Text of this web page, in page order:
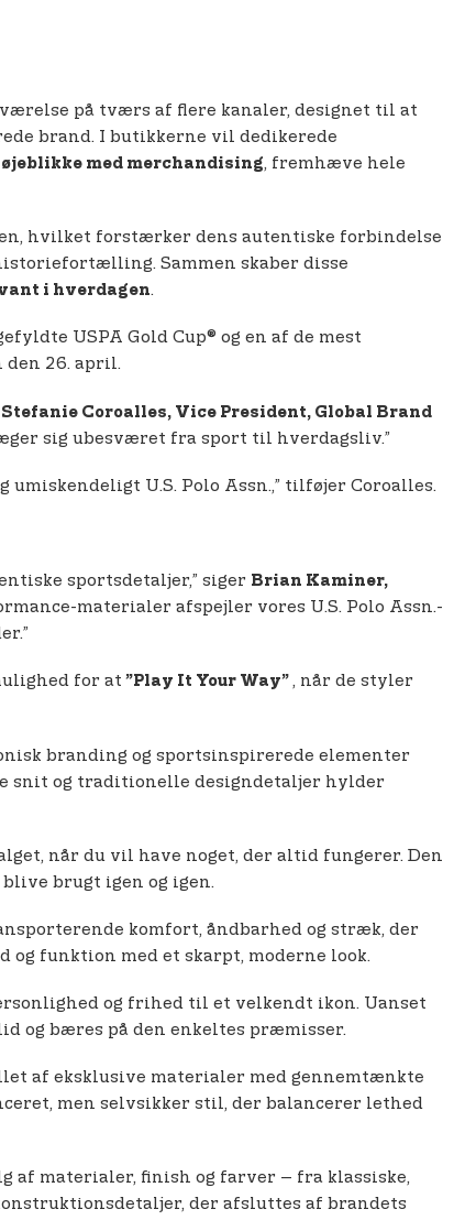
på tværs af flere kanaler, designet til at
brand. I butikkerne vil dedikerede
med merchandising, fremhæve hele
hvilket forstærker dens autentiske forbindelse
Sammen skaber disse
i hverdagen.
USPA Gold Cup® og en af de mest
den 26. april.
Stefanie Coroalles, Vice President, Global Brand
sig ubesværet fra sport til hverdagsliv.”
U.S. Polo Assn.,” tilføjer Coroalles.
sportsdetaljer,” siger Brian Kaminer,
materialer afspejler vores U.S. Polo Assn.-
for at ”Play It Your Way”, når de styler
branding og sportsinspirerede elementer
snit og traditionelle designdetaljer hylder
når du vil have noget, der altid fungerer. Den
brugt igen og igen.
komfort, åndbarhed og stræk, der
funktion med et skarpt, moderne look.
og frihed til et velkendt ikon. Uanset
og bæres på den enkeltes præmisser.
af eksklusive materialer med gennemtænkte
men selvsikker stil, der balancerer lethed
af materialer, finish og farver – fra klassiske,
der afsluttes af brandets